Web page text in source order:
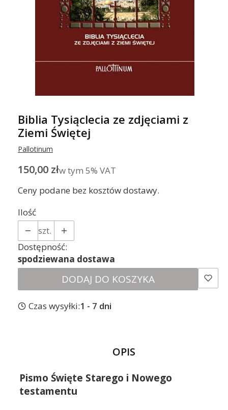
Biblia Tysiąclecia ze zdjęciami z
Ziemi Świętej
Pallotinum
Cena
150,00 złw tym 5% VAT
w tym 5% VAT
Ceny podane bez kosztów dostawy.
Ilość
szt.
Dostępność:
spodziewana dostawa
DODAJ DO KOSZYKA
Czas wysyłki:1 - 7 dni
OPIS
Pismo Święte Starego i Nowego
testamentu